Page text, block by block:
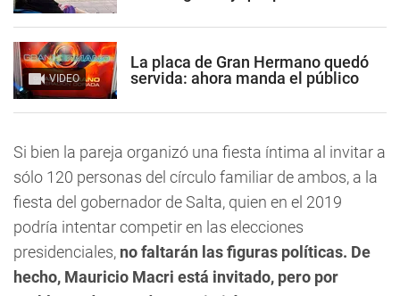
VIDEO
La placa de Gran Hermano quedó
servida: ahora manda el público
Si bien la pareja organizó una fiesta íntima al invitar a
sólo 120 personas del círculo familiar de ambos, a la
fiesta del gobernador de Salta, quien en el 2019
podría intentar competir en las elecciones
presidenciales, no faltarán las figuras políticas. De
hecho, Mauricio Macri está invitado, pero por